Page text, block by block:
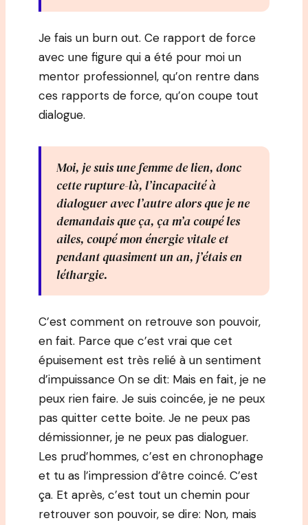
Je fais un burn out. Ce rapport de force
avec une figure qui a été pour moi un
mentor professionnel, qu’on rentre dans
ces rapports de force, qu’on coupe tout
dialogue.
Moi, je suis une femme de lien, donc
cette rupture-là, l’incapacité à
dialoguer avec l’autre alors que je ne
demandais que ça, ça m’a coupé les
ailes, coupé mon énergie vitale et
pendant quasiment un an, j’étais en
léthargie.
C’est comment on retrouve son pouvoir,
en fait. Parce que c’est vrai que cet
épuisement est très relié à un sentiment
d’impuissance On se dit: Mais en fait, je ne
peux rien faire. Je suis coincée, je ne peux
pas quitter cette boite. Je ne peux pas
démissionner, je ne peux pas dialoguer.
Les prud’hommes, c’est en chronophage
et tu as l’impression d’être coincé. C’est
ça. Et après, c’est tout un chemin pour
retrouver son pouvoir, se dire: Non, mais